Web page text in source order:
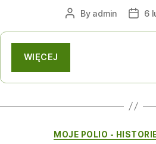
Post
By admin
Post
6
WIĘCEJ
MOJE POLIO -